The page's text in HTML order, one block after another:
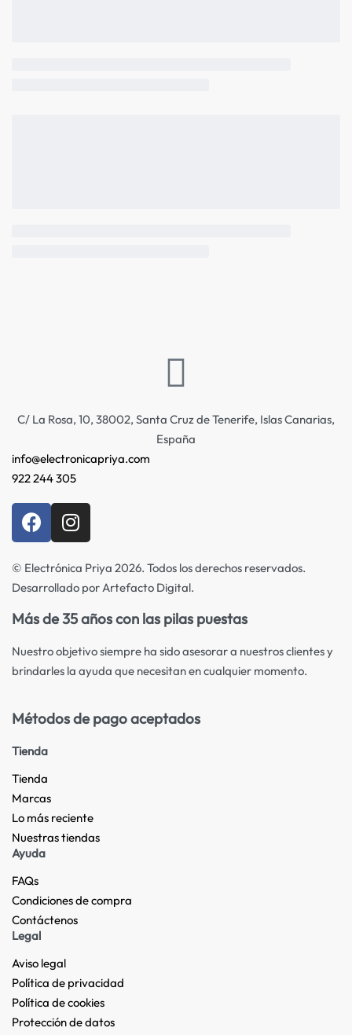
C/ La Rosa, 10, 38002, Santa Cruz de Tenerife, Islas Canarias,
España
info@electronicapriya.com
922 244 305
© Electrónica Priya 2026. Todos los derechos reservados.
Desarrollado por Artefacto Digital.
Más de 35 años con las pilas puestas
Nuestro objetivo siempre ha sido asesorar a nuestros clientes y
brindarles la ayuda que necesitan en cualquier momento.
Métodos de pago aceptados
Tienda
Tienda
Marcas
Lo más reciente​
Nuestras tiendas​
Ayuda
FAQs
Condiciones de compra
Contáctenos
Legal
Aviso legal
Política de privacidad
Política de cookies
Protección de datos